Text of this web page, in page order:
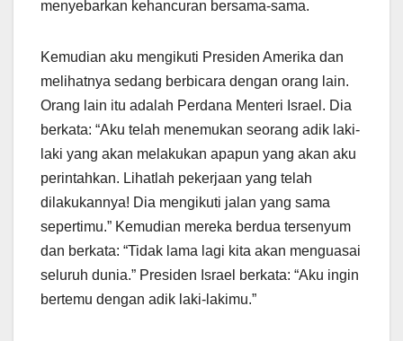
menyebarkan kehancuran bersama-sama.
Kemudian aku mengikuti Presiden Amerika dan
melihatnya sedang berbicara dengan orang lain.
Orang lain itu adalah Perdana Menteri Israel. Dia
berkata: “Aku telah menemukan seorang adik laki-
laki yang akan melakukan apapun yang akan aku
perintahkan. Lihatlah pekerjaan yang telah
dilakukannya! Dia mengikuti jalan yang sama
sepertimu.” Kemudian mereka berdua tersenyum
dan berkata: “Tidak lama lagi kita akan menguasai
seluruh dunia.” Presiden Israel berkata: “Aku ingin
bertemu dengan adik laki-lakimu.”